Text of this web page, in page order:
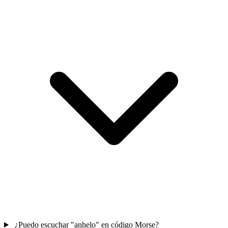
¿Puedo escuchar "anhelo" en código Morse?